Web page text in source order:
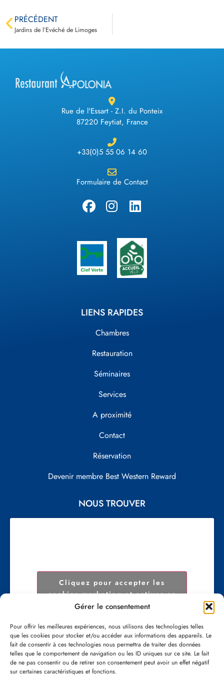
Gérer le consentement
Pour offrir les meilleures expériences, nous utilisons des technologies telles
que les cookies pour stocker et/ou accéder aux informations des appareils. Le
fait de consentir à ces technologies nous permettra de traiter des données
telles que le comportement de navigation ou les ID uniques sur ce site. Le fait
de ne pas consentir ou de retirer son consentement peut avoir un effet négatif
sur certaines caractéristiques et fonctions.
PRÉCÉDENT
Jardins de l’Evéché de Limoges
Rue de l'Essart - Z.I. du Ponteix
87220 Feytiat, France
+33(0)5 55 06 14 60
Formulaire de Contact
LIENS RAPIDES
Chambres
Restauration
Séminaires
Services
A proximité
Contact
Réservation
Devenir membre Best Western Reward
NOUS TROUVER
Cliquez pour accepter les
cookies marketing et activer ce
contenu